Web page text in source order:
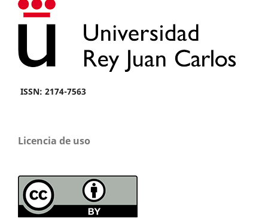
ISSN: 2174-7563
Licencia de uso